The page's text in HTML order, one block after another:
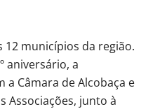
12 municípios da região.
aniversário, a
a Câmara de Alcobaça e
Associações, junto à